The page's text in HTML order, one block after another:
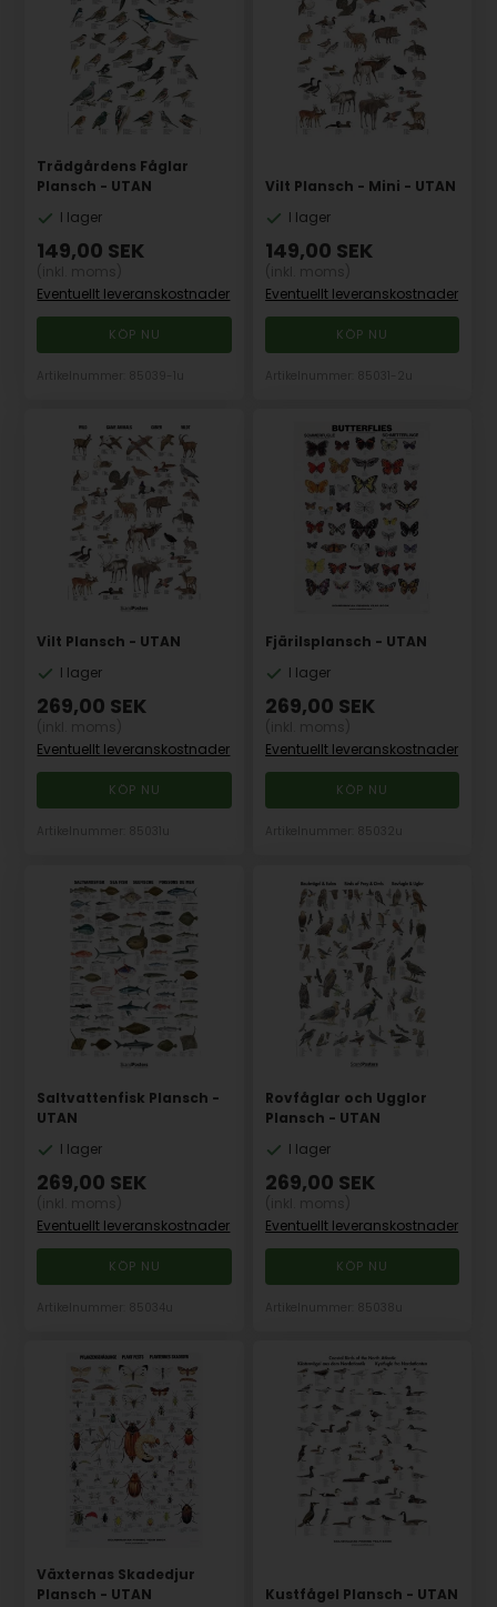
Trädgårdens Fåglar
Plansch - UTAN
I lager
149,00 SEK
Eventuellt leveranskostnader
Vilt Plansch - Mini - UTAN
I lager
149,00 SEK
Eventuellt leveranskostnader
Vilt Plansch - UTAN
I lager
269,00 SEK
Eventuellt leveranskostnader
Fjärilsplansch - UTAN
I lager
269,00 SEK
Eventuellt leveranskostnader
Saltvattenfisk Plansch -
UTAN
I lager
269,00 SEK
Eventuellt leveranskostnader
Rovfåglar och Ugglor
Plansch - UTAN
I lager
269,00 SEK
Eventuellt leveranskostnader
Växternas Skadedjur
Plansch - UTAN
Kustfågel Plansch - UTAN